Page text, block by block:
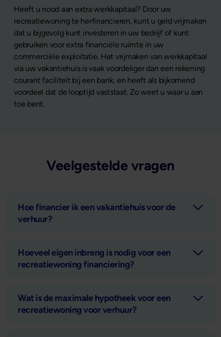
Heeft u nood aan extra werkkapitaal? Door uw
recreatiewoning te herfinancieren, kunt u geld vrijmaken
dat u bijgevolg kunt investeren in uw bedrijf of kunt
gebruiken voor extra financiële ruimte in uw
commerciële exploitatie. Het vrijmaken van werkkapitaal
via uw vakantiehuis is vaak voordeliger dan een rekening
courant faciliteit bij een bank, en heeft als bijkomend
voordeel dat de looptijd vaststaat. Zo weet u waar u aan
toe bent.
Veelgestelde vragen
Hoe financier ik een vakantiehuis voor de
verhuur?
Hoeveel eigen inbreng is nodig voor een
recreatiewoning financiering?
Wat is de maximale hypotheek voor een
recreatiewoning voor verhuur?